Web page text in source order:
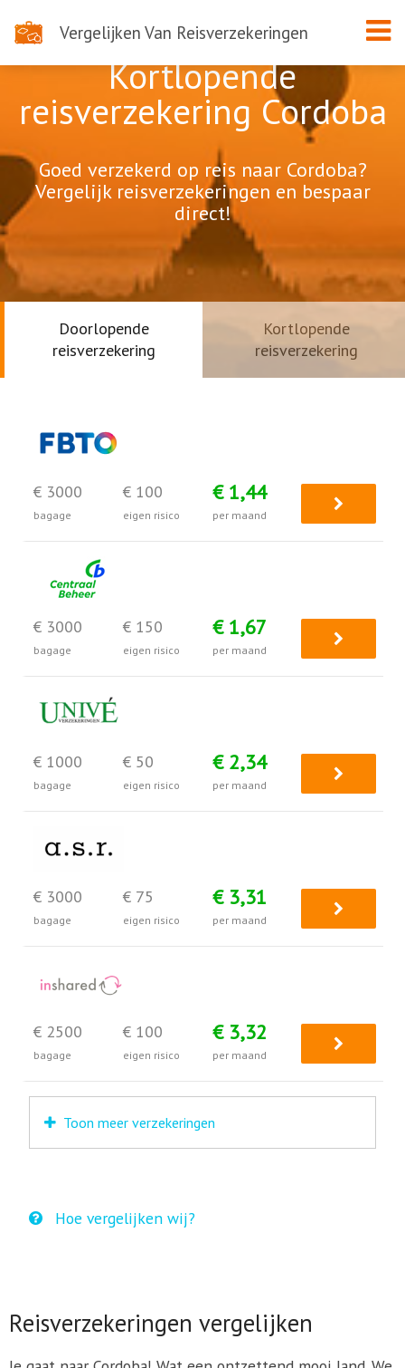
Vergelijken Van Reisverzekeringen
Kortlopende
reisverzekering Cordoba
Goed verzekerd op reis naar Cordoba?
Vergelijk reisverzekeringen en bespaar
direct!
Doorlopende
reisverzekering
Kortlopende
reisverzekering
€ 3000
bagage
€ 100
eigen risico
€ 1,44
per maand
€ 3000
bagage
€ 150
eigen risico
€ 1,67
per maand
€ 1000
bagage
€ 50
eigen risico
€ 2,34
per maand
€ 3000
bagage
€ 75
eigen risico
€ 3,31
per maand
€ 2500
bagage
€ 100
eigen risico
€ 3,32
per maand
Toon meer verzekeringen
Hoe vergelijken wij?
Reisverzekeringen vergelijken